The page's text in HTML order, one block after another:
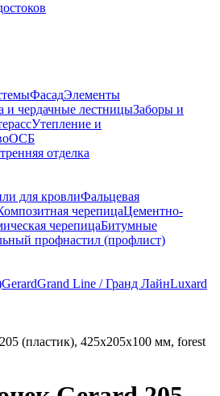
ФасадЭлементы
и чердачные лестницыЗаборы и
Утепление и
ОСБ
отделка
для кровлиФальцевая
черепицаЦементно-
черепицаБитумные
профнастил (профлист)
GerardGrand Line / Гранд ЛайнLuxard
(пластик), 425х205х100 мм, forest